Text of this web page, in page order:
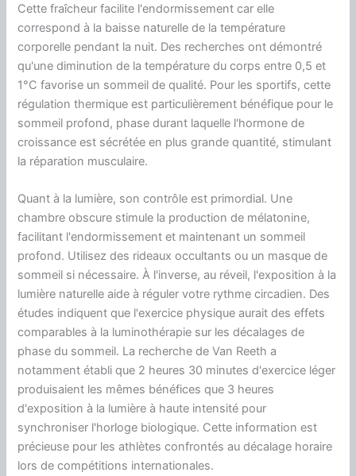
Cette fraîcheur facilite l'endormissement car elle
correspond à la baisse naturelle de la température
corporelle pendant la nuit. Des recherches ont démontré
qu'une diminution de la température du corps entre 0,5 et
1°C favorise un sommeil de qualité. Pour les sportifs, cette
régulation thermique est particulièrement bénéfique pour le
sommeil profond, phase durant laquelle l'hormone de
croissance est sécrétée en plus grande quantité, stimulant
la réparation musculaire.
Quant à la lumière, son contrôle est primordial. Une
chambre obscure stimule la production de mélatonine,
facilitant l'endormissement et maintenant un sommeil
profond. Utilisez des rideaux occultants ou un masque de
sommeil si nécessaire. À l'inverse, au réveil, l'exposition à la
lumière naturelle aide à réguler votre rythme circadien. Des
études indiquent que l'exercice physique aurait des effets
comparables à la luminothérapie sur les décalages de
phase du sommeil. La recherche de Van Reeth a
notamment établi que 2 heures 30 minutes d'exercice léger
produisaient les mêmes bénéfices que 3 heures
d'exposition à la lumière à haute intensité pour
synchroniser l'horloge biologique. Cette information est
précieuse pour les athlètes confrontés au décalage horaire
lors de compétitions internationales.